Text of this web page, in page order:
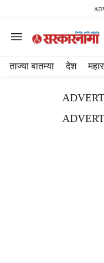
ताज्या बातम्या देश